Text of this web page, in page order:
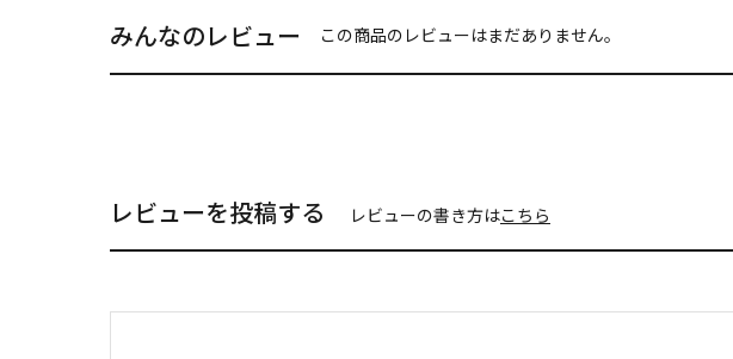
みんなのレビュー この商品のレビューはまだありません。
レビューを投稿する レビューの書き方はこちら